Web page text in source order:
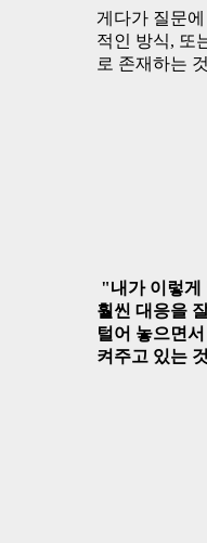
게다가 질문
적인 방식, 또
로 존재하는
"내가 이렇게
훨씬 대응을
털어 놓으면
켜주고 있는